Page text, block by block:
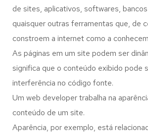
de sites, aplicativos, softwares,
quaisquer outras ferramentas que, de
constroem a internet como a
As páginas em um site podem ser
significa que o conteúdo exibido pode
interferência no código fonte.
Um web developer trabalha na
conteúdo de um site.
Aparência, por exemplo, está